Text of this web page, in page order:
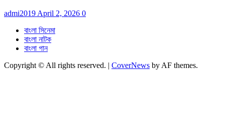
admi2019 April 2, 2026 0
বাংলা সিনেমা
বাংলা নাটক
বাংলা গান
Copyright © All rights reserved. | CoverNews by AF themes.